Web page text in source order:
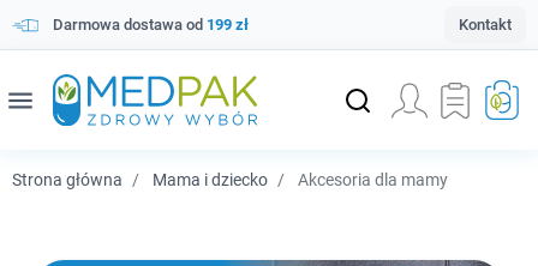
Darmowa dostawa od 199 zł Kontakt
menu
Strona główna Mama i dziecko Akcesoria dla mamy